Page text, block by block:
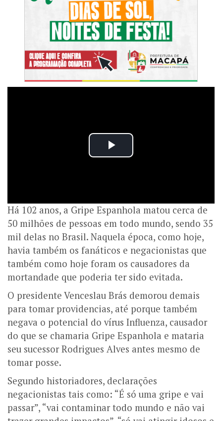
Há 102 anos, a Gripe Espanhola matou cerca de
50 milhões de pessoas em todo mundo, sendo 35
mil delas no Brasil. Naquela época, como hoje,
havia também os fanáticos e negacionistas que
também como hoje foram os causadores da
mortandade que poderia ter sido evitada.
O presidente Venceslau Brás demorou demais
para tomar providencias, até porque também
negava o potencial do vírus Influenza, causador
do que se chamaria Gripe Espanhola e mataria
seu sucessor Rodrigues Alves antes mesmo de
tomar posse.
Segundo historiadores, declarações
negacionistas tais como: “É só uma gripe e vai
passar”, “vai contaminar todo mundo e não vai